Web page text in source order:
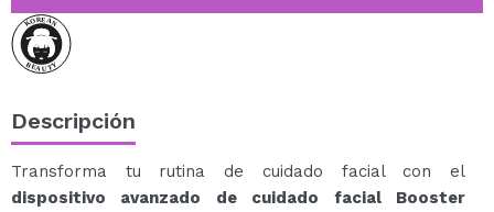
Descripción
Transforma tu rutina de cuidado facial con el
dispositivo avanzado de cuidado facial Booster